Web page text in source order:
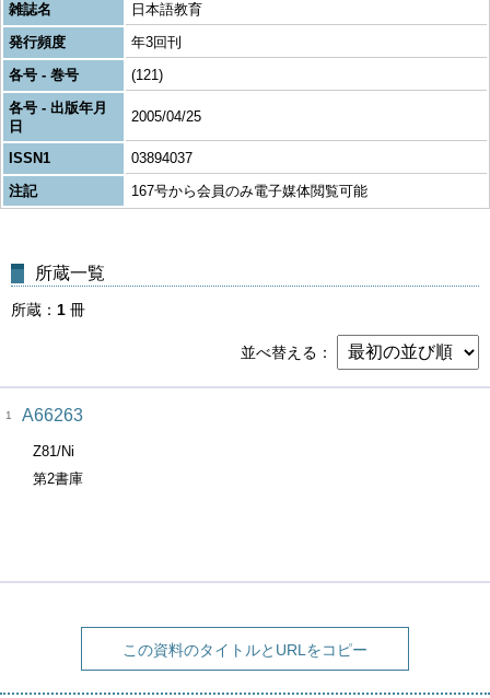
雑誌名
日本語教育
発行頻度
年3回刊
各号 - 巻号
(121)
各号 - 出版年月
日
2005/04/25
ISSN1
03894037
注記
167号から会員のみ電子媒体閲覧可能
所蔵一覧
所蔵 1 冊
並べ替える
1 A66263
Z81/Ni
第2書庫
この資料のタイトルとURLをコピー